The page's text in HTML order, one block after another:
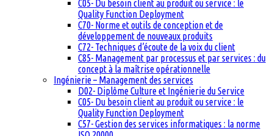
C05- Du besoin client au produit ou service : le
Quality Function Deployment
C70- Norme et outils de conception et de
développement de nouveaux produits
C72- Techniques d’écoute de la voix du client
C85- Management par processus et par services : du
concept à la maîtrise opérationnelle
Ingénierie – Management des services
D02- Diplôme Culture et Ingénierie du Service
C05- Du besoin client au produit ou service : le
Quality Function Deployment
C57- Gestion des services informatiques : la norme